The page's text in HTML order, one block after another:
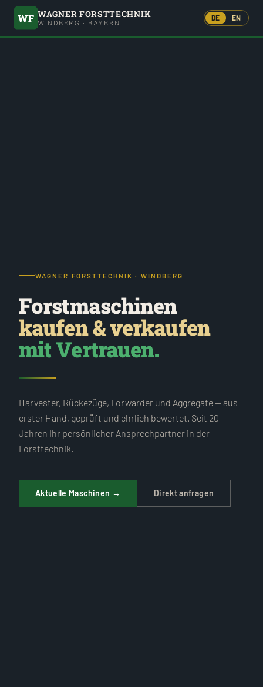
WF WAGNER FORSTTECHNIK
WINDBERG · BAYERN
DE EN
WAGNER FORSTTECHNIK · WINDBERG
Forstmaschinen
kaufen & verkaufen
mit Vertrauen.
Harvester, Rückezüge, Forwarder und Aggregate — aus
erster Hand, geprüft und ehrlich bewertet. Seit 20
Jahren Ihr persönlicher Ansprechpartner in der
Forsttechnik.
Aktuelle Maschinen → Direkt anfragen